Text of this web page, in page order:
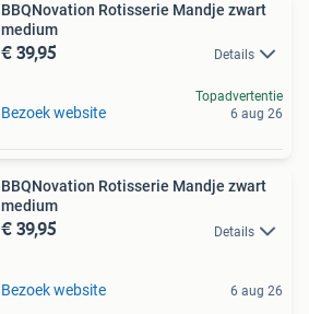
BBQNovation Rotisserie Mandje zwart
medium
€ 39,95 Details
Bezoek website
Topadvertentie
6 aug 26
BBQNovation Rotisserie Mandje zwart
medium
€ 39,95 Details
Bezoek website 6 aug 26